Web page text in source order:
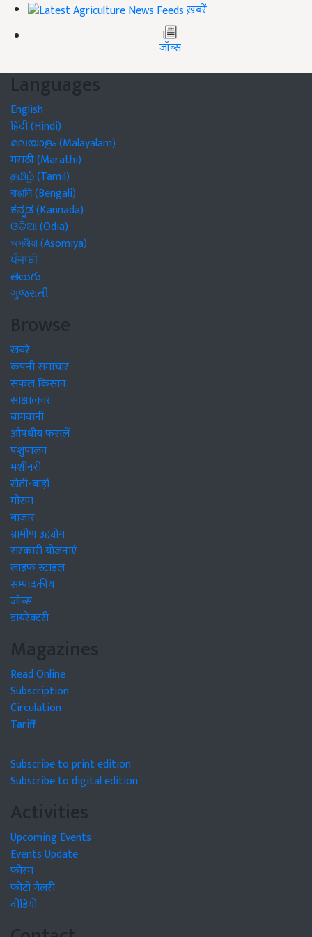
ख़बरें
जॉब्स
Languages
English
हिंदी (Hindi)
മലയാളം (Malayalam)
मराठी (Marathi)
தமிழ் (Tamil)
বাঙালি (Bengali)
ಕನ್ನಡ (Kannada)
ଓଡିଆ (Odia)
অসমীয়া (Asomiya)
ਪੰਜਾਬੀ
తెలుగు
ગુજરાતી
Browse
खबरें
कंपनी समाचार
सफल किसान
साक्षात्कार
बागवानी
औषधीय फसलें
पशुपालन
मशीनरी
खेती-बाड़ी
मौसम
बाजार
ग्रामीण उद्द्योग
सरकारी योजनाएं
लाइफ स्टाइल
सम्पादकीय
जॉब्स
डायरेक्टरी
Magazines
Read Online
Subscription
Circulation
Tariff
Subscribe to print edition
Subscribe to digital edition
Activities
Upcoming Events
Events Update
फोरम
फोटो गैलरी
वीडियो